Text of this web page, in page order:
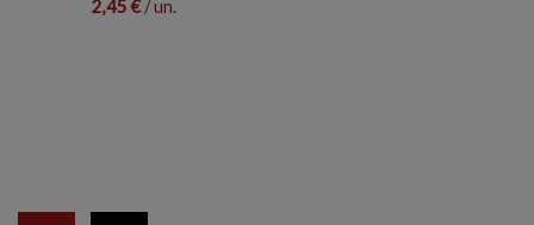
2,45 €/ un.